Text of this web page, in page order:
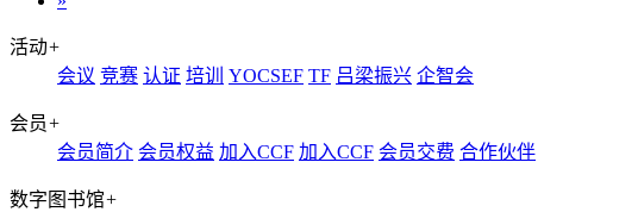
活动+
会议 竞赛 认证 培训 YOCSEF TF 吕梁振兴 企智会
会员+
会员简介 会员权益 加入CCF 加入CCF 会员交费 合作伙伴
数字图书馆+